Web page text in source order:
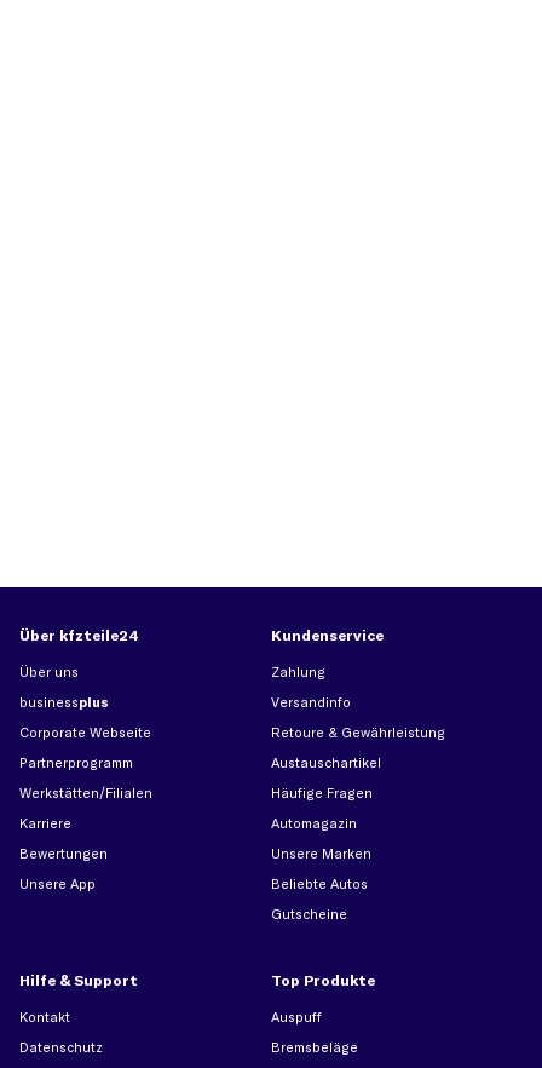
Über kfzteile24
Über uns
businessplus
Corporate Webseite
Partnerprogramm
Werkstätten/Filialen
Karriere
Bewertungen
Unsere App
Kundenservice
Zahlung
Versandinfo
Retoure & Gewährleistung
Austauschartikel
Häufige Fragen
Automagazin
Unsere Marken
Beliebte Autos
Gutscheine
Hilfe & Support
Kontakt
Datenschutz
Top Produkte
Auspuff
Bremsbeläge